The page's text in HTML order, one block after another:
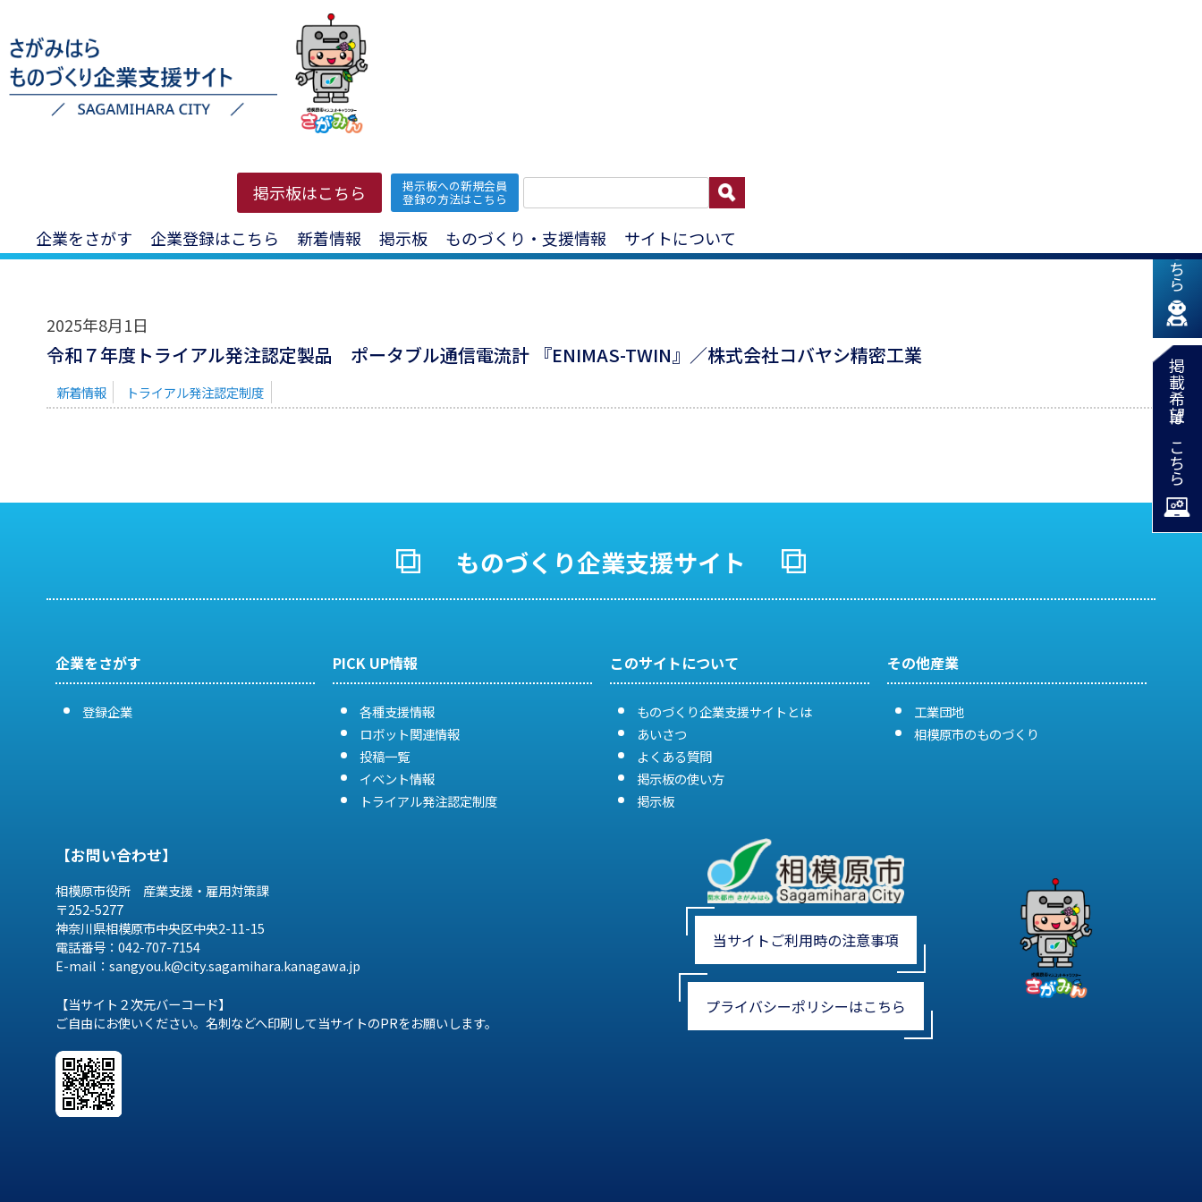
掲示板はこちら 掲示板への新規会員
登録の方法はこちら
企業をさがす 企業登録はこちら 新着情報 掲示板 ものづくり・支援情報 サイトについて
ポータブル通信
2025年8月1日
令和７年度トライアル発注認定製品 ポータブル通信電流計 『ENIMAS-TWIN』／株式会社コバヤシ精密工業
新着情報 トライアル発注認定制度
ものづくり企業支援サイト
企業をさがす
登録企業
PICK UP情報
各種支援情報
ロボット関連情報
投稿一覧
イベント情報
トライアル発注認定制度
このサイトについて
ものづくり企業支援サイトとは
あいさつ
よくある質問
掲示板の使い方
掲示板
その他産業
工業団地
相模原市のものづくり
【お問い合わせ】
相模原市役所 産業支援・雇用対策課
〒252-5277
神奈川県相模原市中央区中央2-11-15
電話番号：042-707-7154
E-mail：sangyou.k@city.sagamihara.kanagawa.jp
【当サイト２次元バーコード】
ご自由にお使いください。名刺などへ印刷して当サイトのPRをお願いします。
当サイトご利用時の注意事項
プライバシーポリシーはこちら
新着情報はこちら
掲載希望はこちら